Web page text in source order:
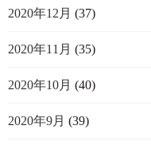
2020年12月 (37)
2020年11月 (35)
2020年10月 (40)
2020年9月 (39)